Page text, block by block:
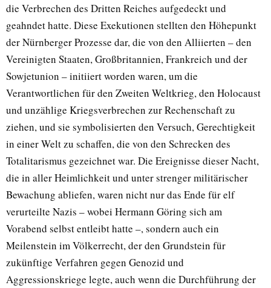
die Verbrechen des Dritten Reiches aufgedeckt und
geahndet hatte. Diese Exekutionen stellten den Höhepunkt
der Nürnberger Prozesse dar, die von den Alliierten – den
Vereinigten Staaten, Großbritannien, Frankreich und der
Sowjetunion – initiiert worden waren, um die
Verantwortlichen für den Zweiten Weltkrieg, den Holocaust
und unzählige Kriegsverbrechen zur Rechenschaft zu
ziehen, und sie symbolisierten den Versuch, Gerechtigkeit
in einer Welt zu schaffen, die von den Schrecken des
Totalitarismus gezeichnet war. Die Ereignisse dieser Nacht,
die in aller Heimlichkeit und unter strenger militärischer
Bewachung abliefen, waren nicht nur das Ende für elf
verurteilte Nazis – wobei Hermann Göring sich am
Vorabend selbst entleibt hatte –, sondern auch ein
Meilenstein im Völkerrecht, der den Grundstein für
zukünftige Verfahren gegen Genozid und
Aggressionskriege legte, auch wenn die Durchführung der